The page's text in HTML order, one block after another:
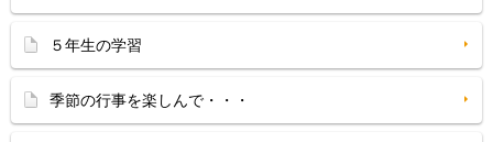
５年生の学習
季節の行事を楽しんで・・・